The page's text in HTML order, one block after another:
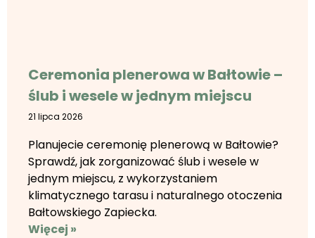
Ceremonia plenerowa w Bałtowie –
ślub i wesele w jednym miejscu
21 lipca 2026
Planujecie ceremonię plenerową w Bałtowie?
Sprawdź, jak zorganizować ślub i wesele w
jednym miejscu, z wykorzystaniem
klimatycznego tarasu i naturalnego otoczenia
Bałtowskiego Zapiecka.
Więcej »